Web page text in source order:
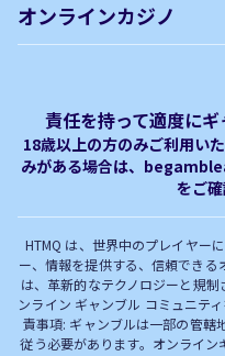
オンラインカジノ
オンラインカジノ フリースピ
ン おすすめ
オンラインカジノ最新サイト
責任を持って適度に
18歳以上の方のみご利用い
みがある場合は、
をご確
HTMQ は、世界中のプレイヤー
ー、情報を提供する、信頼できる
は、革新的なテクノロジーと規
ンライン ギャンブル コミュニテ
責事項: ギャンブルは一部の管轄
従う必要があります。オンライ